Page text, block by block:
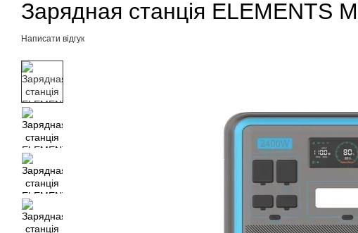
Зарядная станція ELEMENTS
Написати відгук